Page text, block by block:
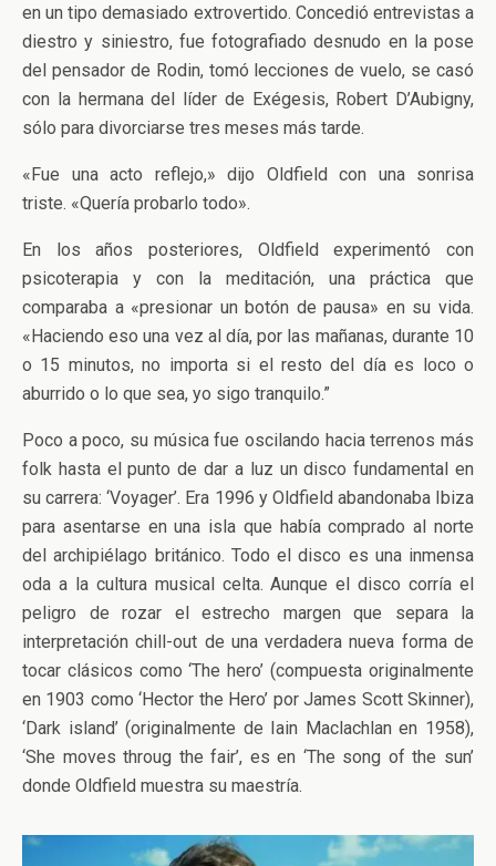
en un tipo demasiado extrovertido. Concedió entrevistas a
diestro y siniestro, fue fotografiado desnudo en la pose
del pensador de Rodin, tomó lecciones de vuelo, se casó
con la hermana del líder de Exégesis, Robert D’Aubigny,
sólo para divorciarse tres meses más tarde.
«Fue una acto reflejo,» dijo Oldfield con una sonrisa
triste. «Quería probarlo todo».
En los años posteriores, Oldfield experimentó con
psicoterapia y con la meditación, una práctica que
comparaba a «presionar un botón de pausa» en su vida.
«Haciendo eso una vez al día, por las mañanas, durante 10
o 15 minutos, no importa si el resto del día es loco o
aburrido o lo que sea, yo sigo tranquilo.”
Poco a poco, su música fue oscilando hacia terrenos más
folk hasta el punto de dar a luz un disco fundamental en
su carrera: ‘Voyager’. Era 1996 y Oldfield abandonaba Ibiza
para asentarse en una isla que había comprado al norte
del archipiélago británico. Todo el disco es una inmensa
oda a la cultura musical celta. Aunque el disco corría el
peligro de rozar el estrecho margen que separa la
interpretación chill-out de una verdadera nueva forma de
tocar clásicos como ‘The hero’ (compuesta originalmente
en 1903 como ‘Hector the Hero’ por James Scott Skinner),
‘Dark island’ (originalmente de Iain Maclachlan en 1958),
‘She moves throug the fair’, es en ‘The song of the sun’
donde Oldfield muestra su maestría.